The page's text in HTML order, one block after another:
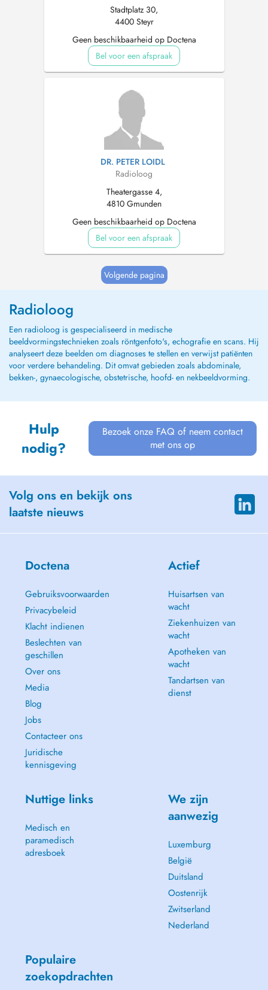
Stadtplatz 30,
4400 Steyr
Geen beschikbaarheid op Doctena
Bel voor een afspraak
DR. PETER LOIDL
Radioloog
Theatergasse 4,
4810 Gmunden
Geen beschikbaarheid op Doctena
Bel voor een afspraak
Volgende pagina
Radioloog
Een radioloog is gespecialiseerd in medische
beeldvormingstechnieken zoals röntgenfoto's, echografie en scans. Hij
analyseert deze beelden om diagnoses te stellen en verwijst patiënten
voor verdere behandeling. Dit omvat gebieden zoals abdominale,
bekken-, gynaecologische, obstetrische, hoofd- en nekbeeldvorming.
Hulp
nodig?
Bezoek onze FAQ of neem contact
met ons op
Volg ons en bekijk ons
laatste nieuws
Doctena
Gebruiksvoorwaarden
Privacybeleid
Klacht indienen
Beslechten van
geschillen
Over ons
Media
Blog
Jobs
Contacteer ons
Juridische
kennisgeving
Actief
Huisartsen van
wacht
Ziekenhuizen van
wacht
Apotheken van
wacht
Tandartsen van
dienst
Nuttige links
Medisch en
paramedisch
adresboek
We zijn
aanwezig
Luxemburg
België
Duitsland
Oostenrijk
Zwitserland
Nederland
Populaire
zoekopdrachten